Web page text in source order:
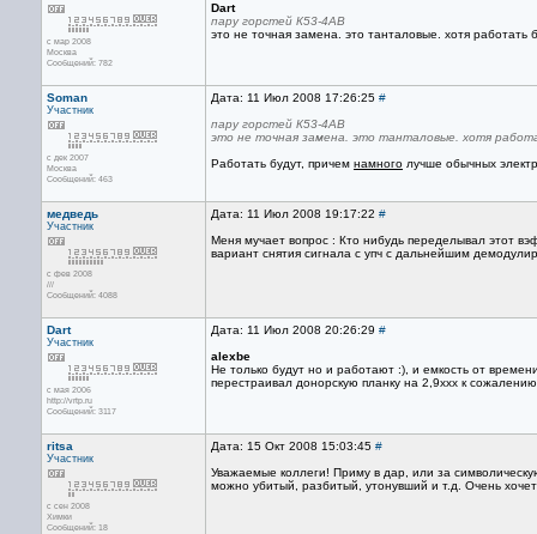
с мар 2008
Москва
Сообщений: 782
Dart
пару горстей К53-4АВ
это не точная замена. это танталовые. хотя работать
Soman
Участник
с дек 2007
Москва
Сообщений: 463
Дата: 11 Июл 2008 17:26:25 #
пару горстей К53-4АВ
это не точная замена. это танталовые. хотя
Работать будут, причем намного лучше обычных
медведь
Участник
с фев 2008
///
Сообщений: 4088
Дата: 11 Июл 2008 19:17:22 #
Меня мучает вопрос : Кто нибудь переделывал этот
вариант снятия сигнала с упч с дальнейшим
Dart
Участник
с мая 2006
http://vrtp.ru
Сообщений: 3117
Дата: 11 Июл 2008 20:26:29 #
alexbe
Не только будут но и работают :), и емкость от
перестраивал донорскую планку на 2,9ххх к
ritsa
Участник
с сен 2008
Химки
Сообщений: 18
Дата: 15 Окт 2008 15:03:45 #
Уважаемые коллеги! Приму в дар, или за
можно убитый, разбитый, утонувший и т.д. Очень